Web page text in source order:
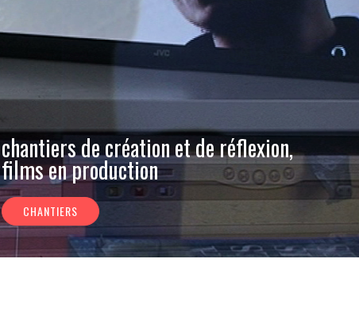
chantiers de création et de réflexion,
films en production
CHANTIERS